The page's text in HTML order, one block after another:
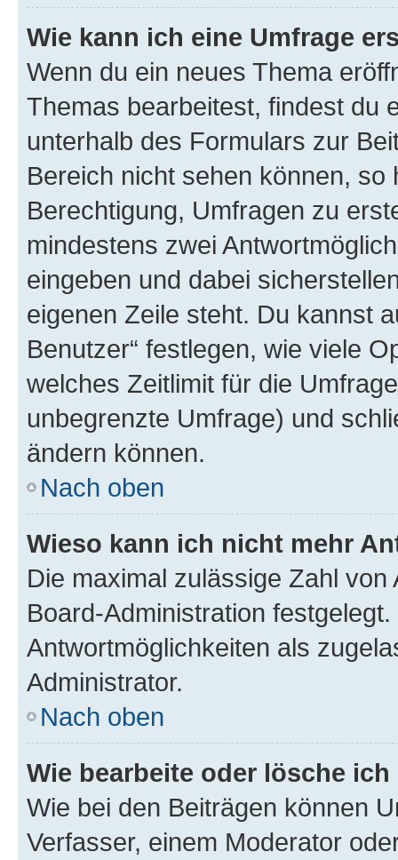
Wie kann ich eine Umfrage
Wenn du ein neues Thema
Themas bearbeitest, findest du
unterhalb des Formulars zur
Bereich nicht sehen können,
Berechtigung, Umfragen zu
mindestens zwei
eingeben und dabei
eigenen Zeile steht. Du kannst
Benutzer“ festlegen, wie viele
welches Zeitlimit für die
unbegrenzte Umfrage) und
ändern können.
Nach oben
Wieso kann ich nicht mehr
Die maximal zulässige Zahl
Board-Administration
Antwortmöglichkeiten als
Administrator.
Nach oben
Wie bearbeite oder lösche
Wie bei den Beiträgen können
Verfasser, einem Moderator